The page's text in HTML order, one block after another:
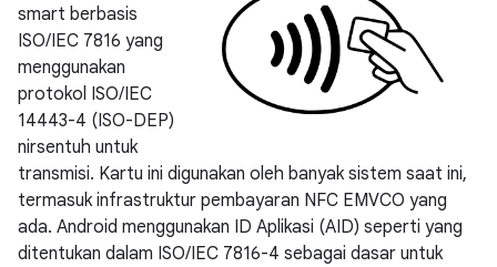
smart berbasis
ISO/IEC 7816 yang
menggunakan
protokol ISO/IEC
14443-4 (ISO-DEP)
nirsentuh untuk
transmisi. Kartu ini digunakan oleh banyak sistem saat ini,
termasuk infrastruktur pembayaran NFC EMVCO yang
ada. Android menggunakan ID Aplikasi (AID) seperti yang
ditentukan dalam ISO/IEC 7816-4 sebagai dasar untuk